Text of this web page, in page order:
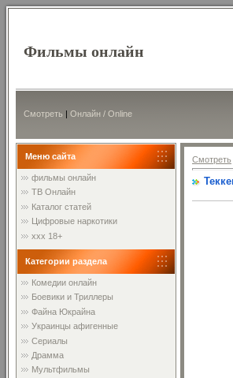
Фильмы онлайн
Смотреть | Онлайн / Online
Меню сайта
фильмы онлайн
ТВ Онлайн
Каталог статей
Цифровые наркотики
xxx 18+
Категории раздела
Комедии онлайн
Боевики и Триллеры
Файна Юкрайна
Украинцы афигенные
Сериалы
Драмма
Мультфильмы
Смотреть